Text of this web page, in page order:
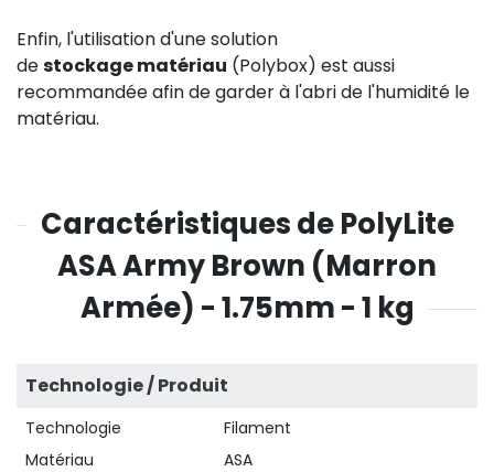
Enfin, l'utilisation d'une solution
destockage matériau (Polybox) est aussi
recommandée afin de garder à l'abri de l'humidité le
matériau.
Caractéristiques de PolyLite
ASA Army Brown (Marron
Armée) - 1.75mm - 1 kg
Technologie / Produit
Technologie
Filament
Matériau
ASA